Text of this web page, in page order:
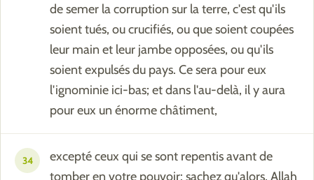
de semer la corruption sur la terre, c'est qu'ils
soient tués, ou crucifiés, ou que soient coupées
leur main et leur jambe opposées, ou qu'ils
soient expulsés du pays. Ce sera pour eux
l'ignominie ici-bas; et dans l'au-delà, il y aura
pour eux un énorme châtiment,
34
excepté ceux qui se sont repentis avant de
tomber en votre pouvoir: sachez qu'alors, Allah